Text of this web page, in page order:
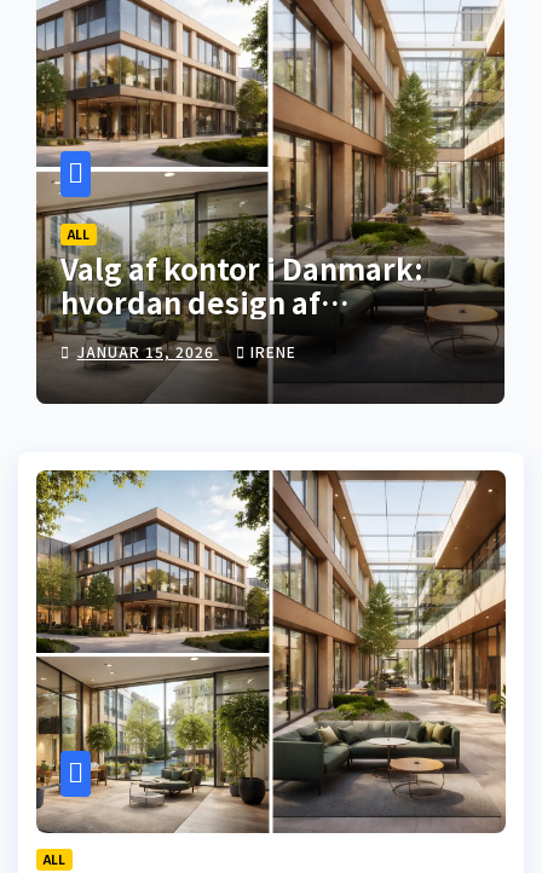
ALL
Valg af kontor i Danmark:
hvordan design af
erhvervslokaler påvirker
ansættelse og fastholdelse
JANUAR 15, 2026 IRENE
ALL